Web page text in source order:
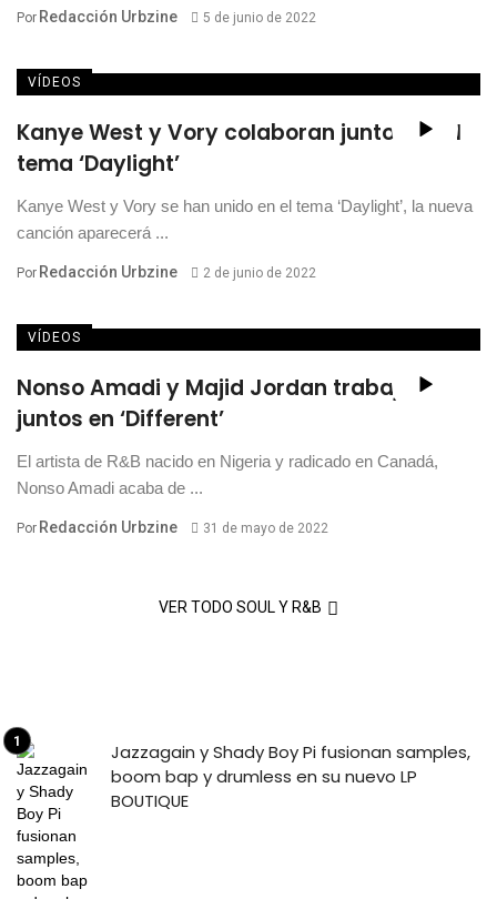
Por Redacción Urbzine 5 de junio de 2022
VÍDEOS
Kanye West y Vory colaboran juntos en el
tema ‘Daylight’
Kanye West y Vory se han unido en el tema ‘Daylight’, la nueva
canción aparecerá ...
Por Redacción Urbzine 2 de junio de 2022
VÍDEOS
Nonso Amadi y Majid Jordan trabajan
juntos en ‘Different’
El artista de R&B nacido en Nigeria y radicado en Canadá,
Nonso Amadi acaba de ...
Por Redacción Urbzine 31 de mayo de 2022
VER TODO SOUL Y R&B
Jazzagain y Shady Boy Pi fusionan samples,
boom bap y drumless en su nuevo LP
BOUTIQUE